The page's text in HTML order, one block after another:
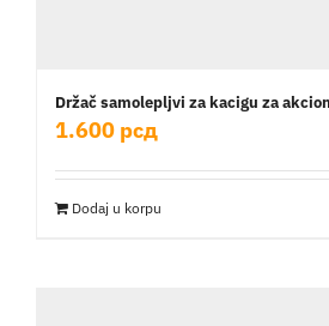
Držač samolepljvi za kacigu za
1.600 рсд
Dodaj u korpu